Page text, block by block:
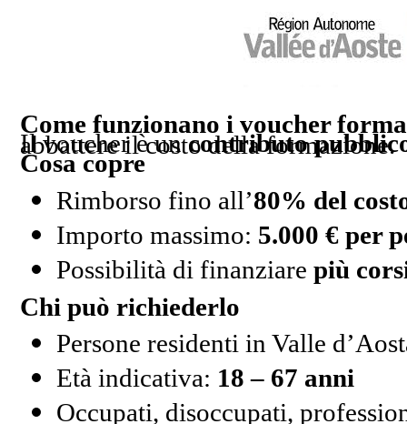
Come funzionano i voucher
Il voucher è uncontributo
che ti permette di abbattere il costo della formazione.
Cosa copre
Rimborso fino all’80% del
Importo massimo: 5.000 € per
Possibilità di finanziarepiù
Chi può richiederlo
Persone residenti in Valle
Età indicativa: 18 – 67 anni
Occupati, disoccupati,